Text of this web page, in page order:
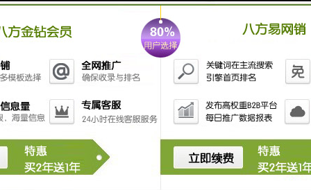
检查井：适应城市发展的多样化需求
随着城市化的不断加速和人口的不断增长，检查井需要
适应城市发展的多样化需求。这包括提高检查井的承载
力和密封性、优化其设计和布局等方面的工作。